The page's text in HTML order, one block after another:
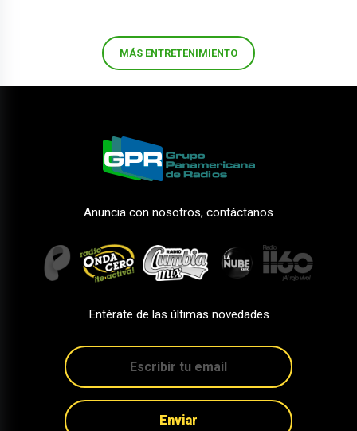
MÁS ENTRETENIMIENTO
Anuncia con nosotros, contáctanos
Entérate de las últimas novedades
Enviar